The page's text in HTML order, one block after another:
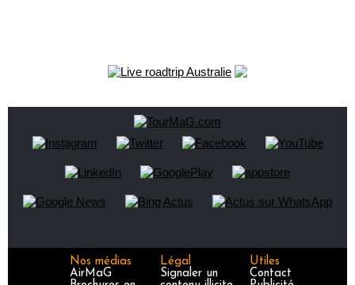
Nos médias
AirMaG
Légal
Signaler un
Utiles
Contact